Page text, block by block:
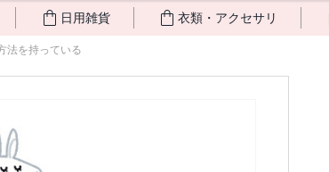
日用雑貨 衣類・アクセサリ
法を持っている